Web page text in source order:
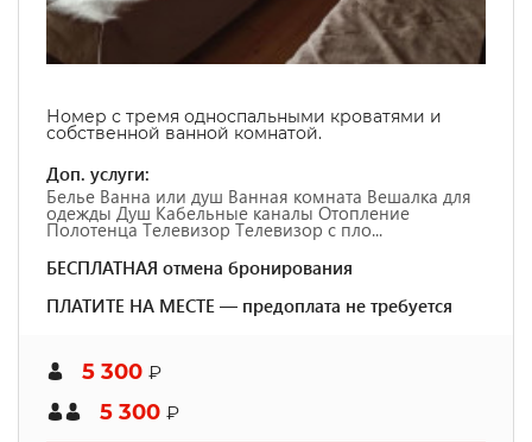
Номер с тремя односпальными кроватями и
собственной ванной комнатой.
Доп. услуги:
Белье Ванна или душ Ванная комната Вешалка для
одежды Душ Кабельные каналы Отопление
Полотенца Телевизор Телевизор с пло...
БЕСПЛАТНАЯ отмена бронирования
ПЛАТИТЕ НА МЕСТЕ — предоплата не требуется
5 300 ₽
5 300 ₽